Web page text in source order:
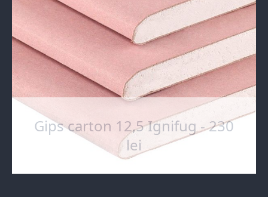
Gips carton 12,5 Ignifug - 230
lei